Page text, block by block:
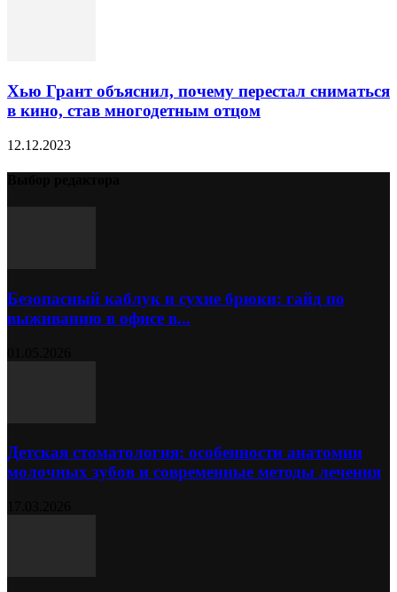
Хью Грант объяснил, почему перестал сниматься
в кино, став многодетным отцом
12.12.2023
Безопасный каблук и сухие брюки: гайд по
выживанию в офисе в...
Детская стоматология: особенности анатомии
молочных зубов и современные методы лечения